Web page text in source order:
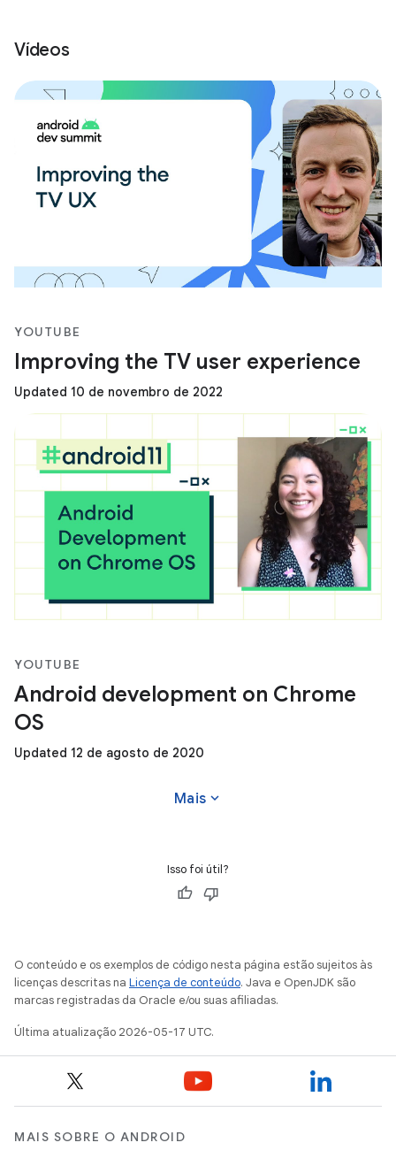
Vídeos
YOUTUBE
Improving the TV user experience
Updated 10 de novembro de 2022
YOUTUBE
Android development on Chrome
OS
Updated 12 de agosto de 2020
Mais expand_more
Isso foi útil?
O conteúdo e os exemplos de código nesta página estão sujeitos às
licenças descritas na Licença de conteúdo. Java e OpenJDK são
marcas registradas da Oracle e/ou suas afiliadas.
Última atualização 2026-05-17 UTC.
MAIS SOBRE O ANDROID